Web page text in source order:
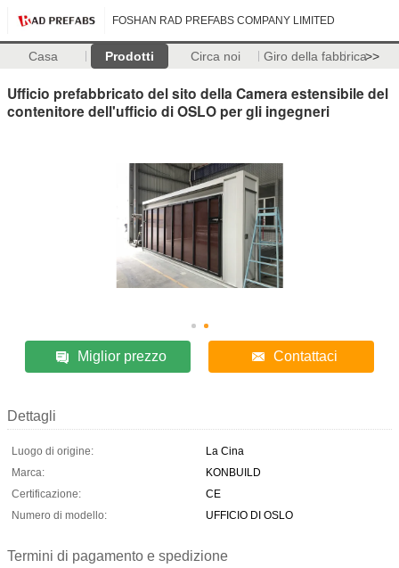
FOSHAN RAD PREFABS COMPANY LIMITED
Casa Prodotti Circa noi Giro della fabbrica>>
Ufficio prefabbricato del sito della Camera estensibile del
contenitore dell'ufficio di OSLO per gli ingegneri
Miglior prezzo Contattaci
Dettagli
Luogo di origine:
La Cina
Marca:
KONBUILD
Certificazione:
CE
Numero di modello:
UFFICIO DI OSLO
Termini di pagamento e spedizione